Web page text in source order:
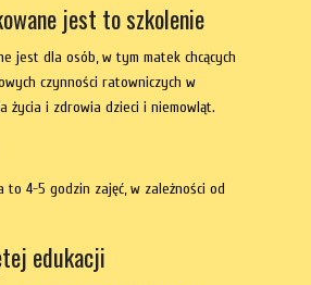
jest to szkolenie
jest dla osób, w tym matek chcących
czynności ratowniczych w
życia i zdrowia dzieci i niemowląt.
to 4-5 godzin zajęć, w zależności od
edukacji